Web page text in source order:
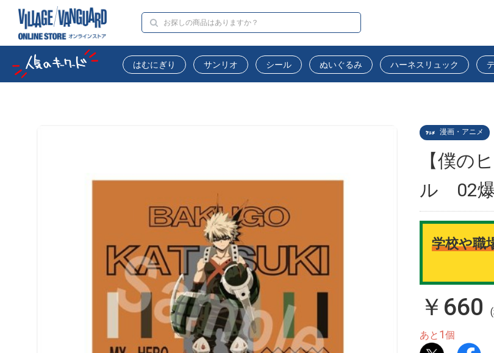
はむにぎり サンリオ シール ぬいぐるみ ハーネスリュック
漫画・アニメ
【僕の
ル 02
学校や職
￥660
あと 1個